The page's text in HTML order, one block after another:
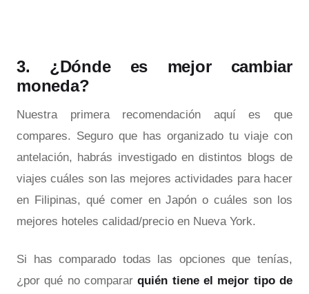
3. ¿Dónde es mejor cambiar
moneda?
Nuestra primera recomendación aquí es que
compares. Seguro que has organizado tu viaje con
antelación, habrás investigado en distintos blogs de
viajes cuáles son las mejores actividades para hacer
en Filipinas, qué comer en Japón o cuáles son los
mejores hoteles calidad/precio en Nueva York.
Si has comparado todas las opciones que tenías,
¿por qué no comparar quién tiene el mejor tipo de